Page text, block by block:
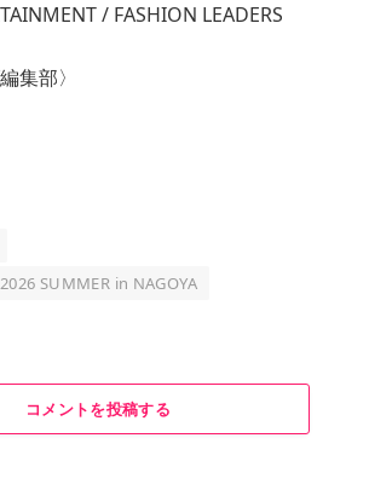
/ FASHION LEADERS
集部〉
SUMMER in NAGOYA
コメントを投稿する